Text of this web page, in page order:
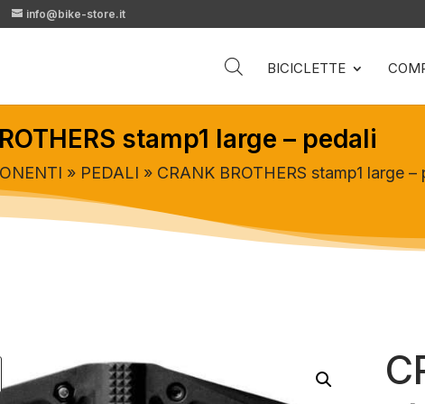
info@bike-store.it
BICICLETTE
stamp1 large – pedali
» PEDALI » CRANK BROTHERS stamp1 large –